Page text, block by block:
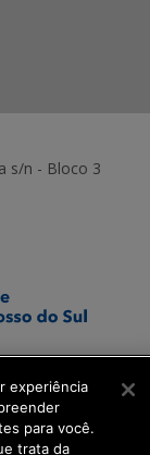
s/n - Bloco 3
experiência
para você.
trata da